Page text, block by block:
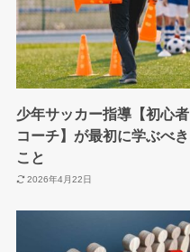
少年サッカー指導【初心者
コーチ】が最初に学ぶべき
こと
2026年4月22日